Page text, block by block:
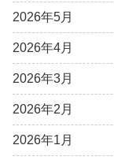
2026年5月
2026年4月
2026年3月
2026年2月
2026年1月